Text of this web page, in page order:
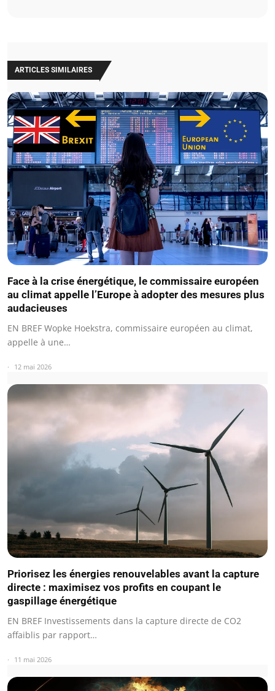
ARTICLES SIMILAIRES
Face à la crise énergétique, le commissaire européen
au climat appelle l’Europe à adopter des mesures plus
audacieuses
EN BREF Wopke Hoekstra, commissaire européen au climat,
appelle à une…
12 mai 2026
Priorisez les énergies renouvelables avant la capture
directe : maximisez vos profits en coupant le
gaspillage énergétique
EN BREF Investissements dans la capture directe de CO2
affaiblis par rapport…
11 mai 2026